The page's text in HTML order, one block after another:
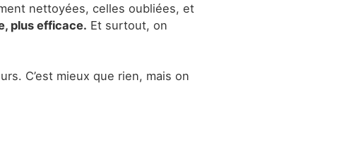
nettoyées, celles oubliées, et
plus efficace. Et surtout, on
C’est mieux que rien, mais on